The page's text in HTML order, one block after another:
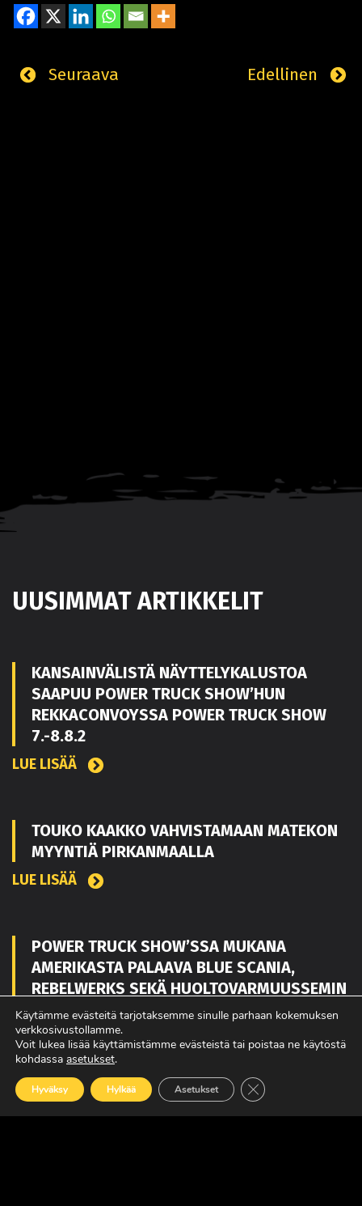
Edellinen
Seuraava
UUSIMMAT ARTIKKELIT
KANSAINVÄLISTÄ NÄYTTELYKALUSTOA
SAAPUU POWER TRUCK SHOW’HUN
REKKACONVOYSSA POWER TRUCK SHOW
7.-8.8.2
LUE LISÄÄ
TOUKO KAAKKO VAHVISTAMAAN MATEKON
MYYNTIÄ PIRKANMAALLA
LUE LISÄÄ
POWER TRUCK SHOW’SSA MUKANA
AMERIKASTA PALAAVA BLUE SCANIA,
REBELWERKS SEKÄ HUOLTOVARMUUSSEMIN
LUE LISÄÄ
MAXUKSET VIIDEN VUODEN TAKUULLA
LUE LISÄÄ
Käytämme evästeitä tarjotaksemme sinulle parhaan kokemuksen
verkkosivustollamme.
Voit lukea lisää käyttämistämme evästeistä tai poistaa ne käytöstä
kohdassa asetukset.
Hyväksy Hylkää Asetukset Sulje evästebanneri